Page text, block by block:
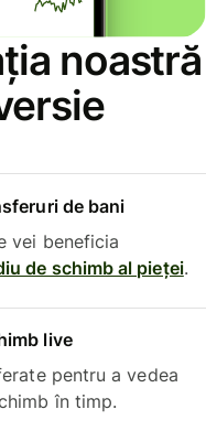
noastră
de bani
vei beneficia
de schimb al pieței.
live
pentru a vedea
în timp.